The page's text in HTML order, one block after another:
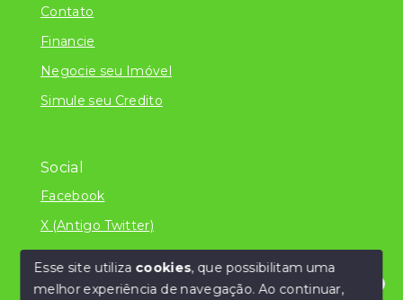
Contato
Financie
Negocie seu Imóvel
Simule seu Credito
Social
Facebook
X (Antigo Twitter)
Esse site utiliza cookies, que possibilitam uma
melhor experiência de navegação.Ao continuar,